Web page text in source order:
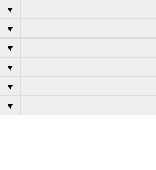
▼
▼
▼
▼
▼
▼